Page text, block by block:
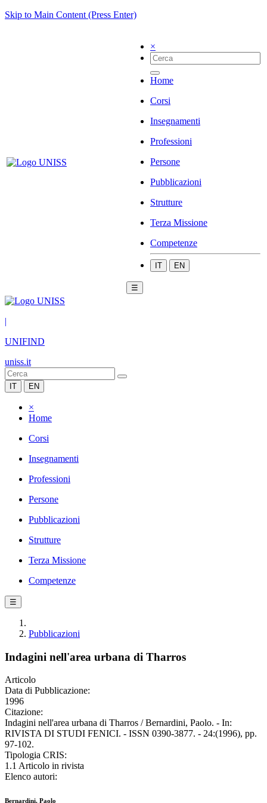
Skip to Main Content (Press Enter)
×
Home
Corsi
Insegnamenti
Professioni
Persone
Pubblicazioni
Strutture
Terza Missione
Competenze
IT EN
☰
|
UNIFIND
uniss.it
IT EN
×
Home
Corsi
Insegnamenti
Professioni
Persone
Pubblicazioni
Strutture
Terza Missione
Competenze
☰
Pubblicazioni
Indagini nell'area urbana di Tharros
Articolo
Data di Pubblicazione:
1996
Citazione:
Indagini nell'area urbana di Tharros / Bernardini, Paolo. - In:
RIVISTA DI STUDI FENICI. - ISSN 0390-3877. - 24:(1996), pp.
97-102.
Tipologia CRIS:
1.1 Articolo in rivista
Elenco autori:
Bernardini, Paolo